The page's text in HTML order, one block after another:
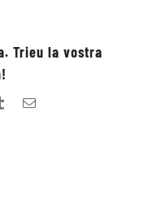
Trieu la vostra
TumblrEmail: